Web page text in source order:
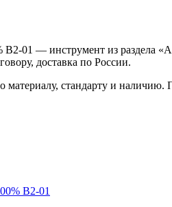
01 — инструмент из раздела
доставка по России.
материалу, стандарту и
В2-01